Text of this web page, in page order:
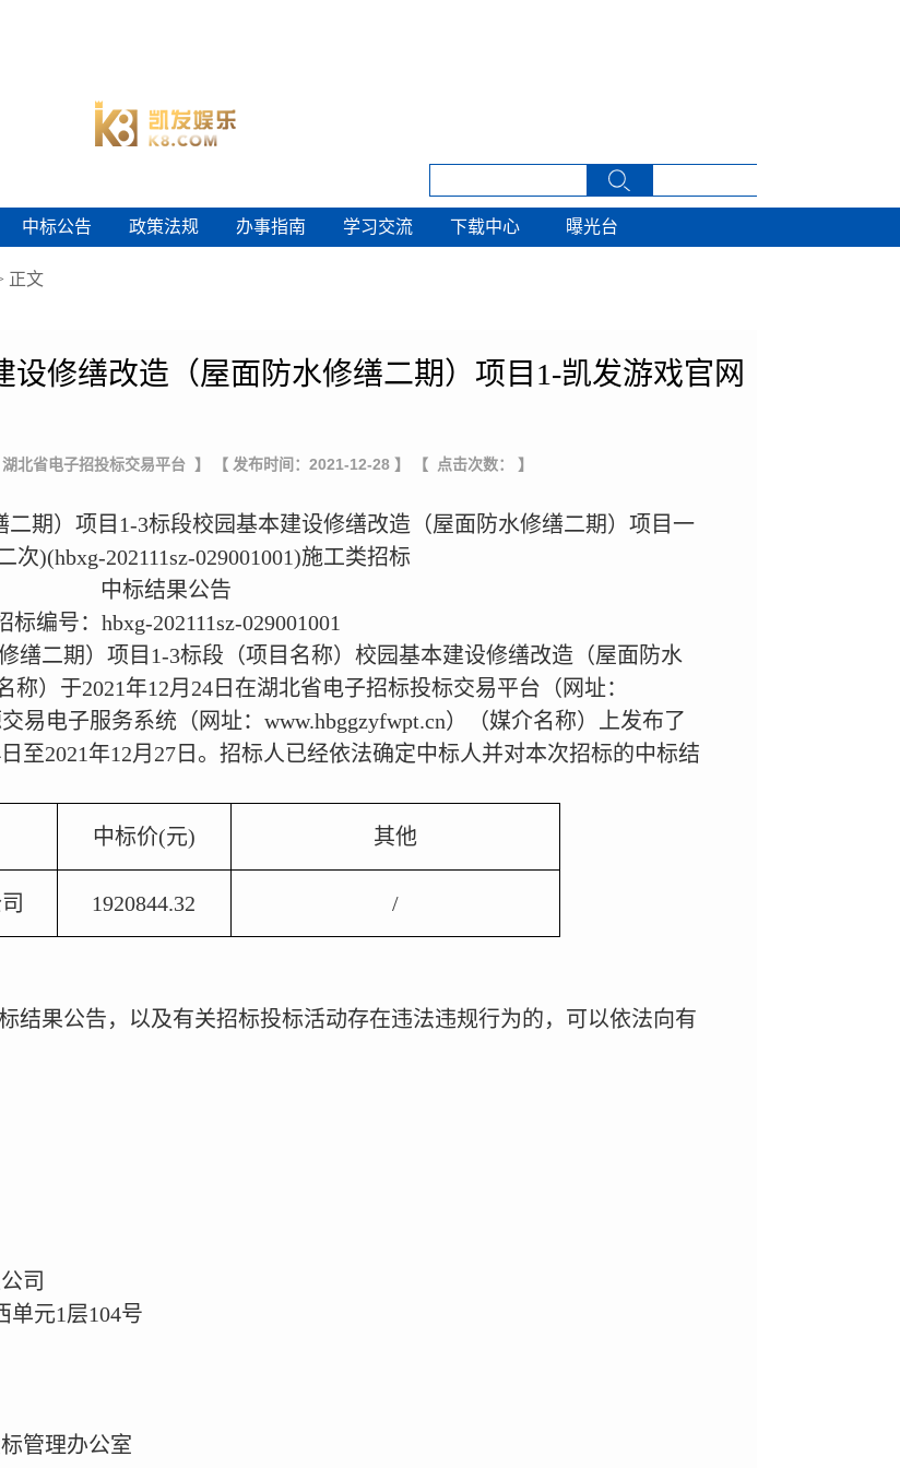
中标公告
中标公告 政策法规
政策法规 办事指南
办事指南 学习交流
学习交流 下载中心
下载中心 曝光台
曝光台
正文
设修缮改造（屋面防水修缮二期）项目1-凯发游戏官网
北省电子招投标交易平台 】 【 发布时间：2021-12-28 】 【 点击次数： 】
期）项目1-3标段校园基本建设修缮改造（屋面防水修缮二期）项目一
次)(hbxg-202111sz-029001001)施工类招标
中标结果公告
标编号：hbxg-202111sz-029001001
缮二期）项目1-3标段（项目名称）校园基本建设修缮改造（屋面防水
）于2021年12月24日在湖北省电子招标投标交易平台（网址：
易电子服务系统（网址：www.hbggzyfwpt.cn）（媒介名称）上发布了
至2021年12月27日。招标人已经依法确定中标人并对本次招标的中标结
中标价(元) 其他
1920844.32 /
结果公告，以及有关招标投标活动存在违法违规行为的，可以依法向有
司
单元1层104号
管理办公室